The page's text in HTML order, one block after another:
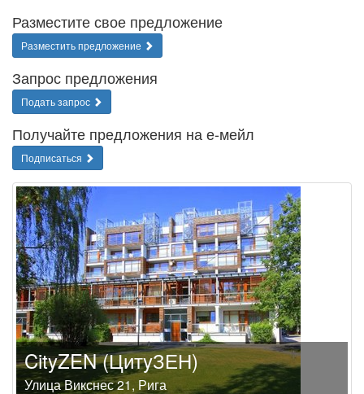
Разместите свое предложение
Разместить предложение
Запрос предложения
Подать запрос
Получайте предложения на е-мейл
Подписаться
CityZEN (ЦитyЗЕН)
Улица Викснес 21, Рига